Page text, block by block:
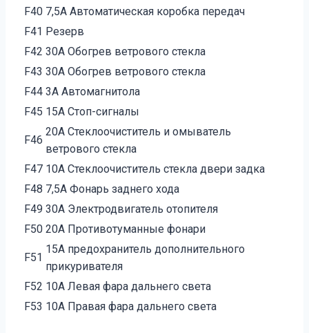
F40 7,5А Автоматическая коробка передач
F41 Резерв
F42 30А Обогрев ветрового стекла
F43 30А Обогрев ветрового стекла
F44 3А Автомагнитола
F45 15А Стоп-сигналы
F46
20А Стеклоочиститель и омыватель
ветрового стекла
F47 10А Стеклоочиститель стекла двери задка
F48 7,5А Фонарь заднего хода
F49 30А Электродвигатель отопителя
F50 20А Противотуманные фонари
F51
15А предохранитель дополнительного
прикуривателя
F52 10А Левая фара дальнего света
F53 10А Правая фара дальнего света